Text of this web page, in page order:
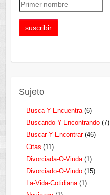
Sujeto
Busca-Y-Encuentra(6)
Buscando-Y-Encontrando(7)
Buscar-Y-Encontrar(46)
Citas (11)
Divorciada-O-Viuda(1)
Divorciado-O-Viudo(15)
La-Vida-Cotidiana(1)